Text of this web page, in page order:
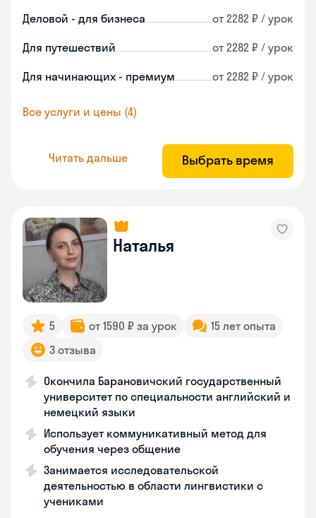
Деловой - для бизнеса от 2282 ₽ / урок
Для путешествий от 2282 ₽ / урок
Для начинающих - премиум от 2282 ₽ / урок
Все услуги и цены (4)
Читать дальше Выбрать время
Наталья
5 от 1590 ₽ за урок
15 лет опыта
3 отзыва
Окончила Барановичский государственный
университет по специальности английский и
немецкий языки
Использует коммуникативный метод для
обучения через общение
Занимается исследовательской
деятельностью в области лингвистики с
учениками